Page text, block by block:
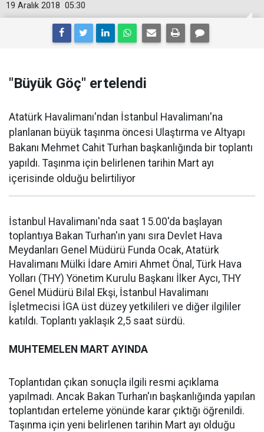
05:30
19 Aralık 2018
"Büyük Göç" ertelendi
Atatürk Havalimanı'ndan İstanbul Havalimanı'na
planlanan büyük taşınma öncesi Ulaştırma ve Altyapı
Bakanı Mehmet Cahit Turhan başkanlığında bir toplantı
yapıldı. Taşınma için belirlenen tarihin Mart ayı
içerisinde olduğu belirtiliyor
İstanbul Havalimanı'nda saat 15.00'da başlayan
toplantıya Bakan Turhan'ın yanı sıra Devlet Hava
Meydanları Genel Müdürü Funda Ocak, Atatürk
Havalimanı Mülki İdare Amiri Ahmet Önal, Türk Hava
Yolları (THY) Yönetim Kurulu Başkanı İlker Aycı, THY
Genel Müdürü Bilal Ekşi, İstanbul Havalimanı
İşletmecisi İGA üst düzey yetkilileri ve diğer ilgililer
katıldı. Toplantı yaklaşık 2,5 saat sürdü.
MUHTEMELEN MART AYINDA
Toplantıdan çıkan sonuçla ilgili resmi açıklama
yapılmadı. Ancak Bakan Turhan'ın başkanlığında yapılan
toplantıdan erteleme yönünde karar çıktığı öğrenildi.
Taşınma için yeni belirlenen tarihin Mart ayı olduğu